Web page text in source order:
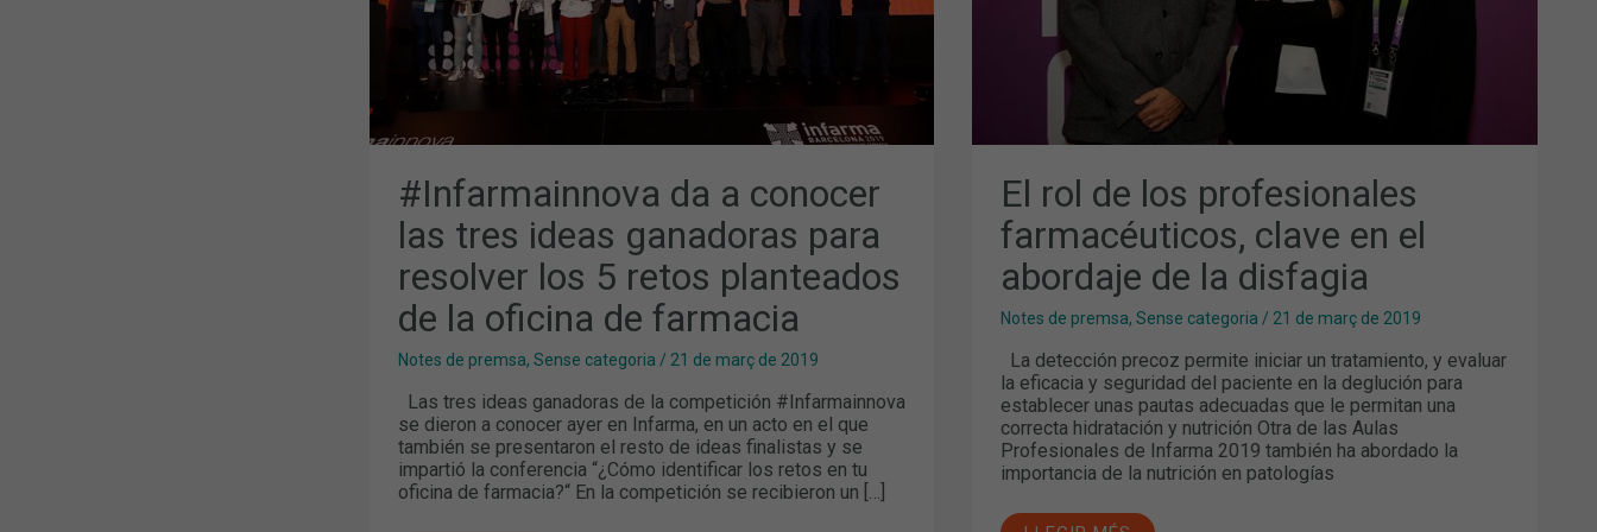
#Infarmainnova da a conocer
las tres ideas ganadoras para
resolver los 5 retos planteados
de la oficina de farmacia
Notes de premsa, Sense categoria / 21 de març de 2019
Las tres ideas ganadoras de la competición #Infarmainnova
se dieron a conocer ayer en Infarma, en un acto en el que
también se presentaron el resto de ideas finalistas y se
impartió la conferencia “¿Cómo identificar los retos en tu
oficina de farmacia?“ En la competición se recibieron un […]
5
RETOS
PLANTEADOS
DE
FARMACIA
El rol de los profesionales
farmacéuticos, clave en el
abordaje de la disfagia
Notes de premsa,Sense categoria / 21 de març de 2019
La detección precoz permite iniciar un tratamiento, y evaluar
la eficacia y seguridad del paciente en la deglución para
establecer unas pautas adecuadas que le permitan una
correcta hidratación y nutrición Otra de las Aulas
Profesionales de Infarma 2019 también ha abordado la
importancia de la nutrición en patologías
DISFAGIA